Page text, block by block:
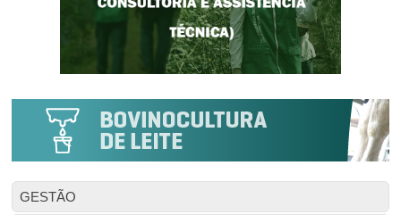
GESTÃO